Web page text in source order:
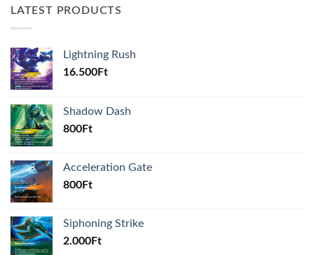
LATEST PRODUCTS
Lightning Rush
16.500Ft
Shadow Dash
800Ft
Acceleration Gate
800Ft
Siphoning Strike
2.000Ft